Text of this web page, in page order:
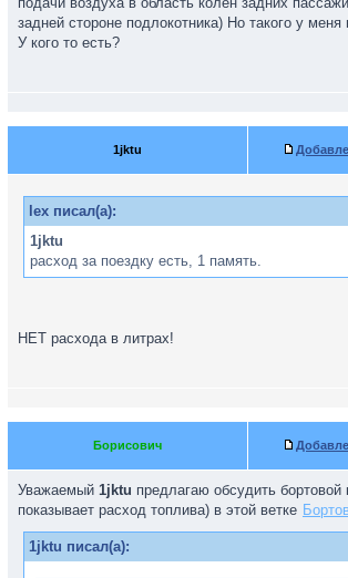
задней стороне подлокотника) Но такого у
У кого то есть?
1jktu
lex писал(а):
1jktu
расход за поездку есть, 1 память.
НЕТ расхода в литрах!
Борисович
Уважаемый 1jktu предлагаю обсудить бортовой
показывает расход топлива) в этой ветке
1jktu писал(а):